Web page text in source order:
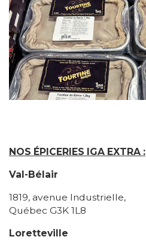
NOS ÉPICERIES IGA EXTRA :
Val-Bélair
1819, avenue Industrielle,
Québec G3K 1L8
Loretteville